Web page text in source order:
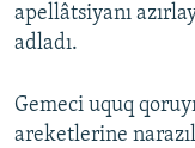
apellâtsiyanı
adladı.
Gemeci uquq
areketlerine